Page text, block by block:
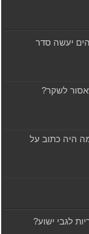
יעשה סדר
לשקר?
היה כתוב על
לגבי ישוע?